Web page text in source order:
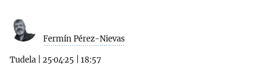
Fermín Pérez-Nievas
Tudela 25·04·25 18:57